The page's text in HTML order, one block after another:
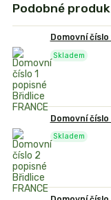
Podobné
Domovní číslo
Skladem
Domovní číslo
Skladem